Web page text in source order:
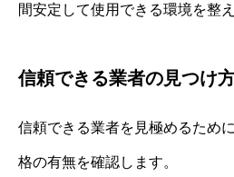
間安定して使用できる環境を整
信頼できる業者の見つけ
信頼できる業者を見極めるため
格の有無を確認します。